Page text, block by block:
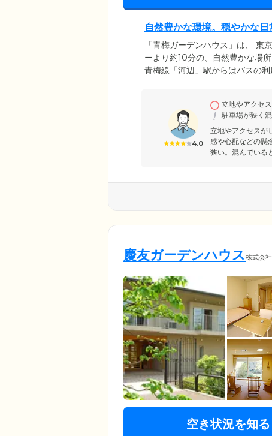
自然豊かな環境。穏やかな
「青梅ガーデンハウス」は、 東
ーより約10分の、自然豊かな場
青梅線「河辺」駅からはバスの
のもと、穏やかな日常を過ごし
4.0
立地やアクセ
駐車場が狭く
立地やアクセスが
感や心配などの懸
狭い。混んでいる
慶友ガーデンハウス 株式会
空き状況を知る